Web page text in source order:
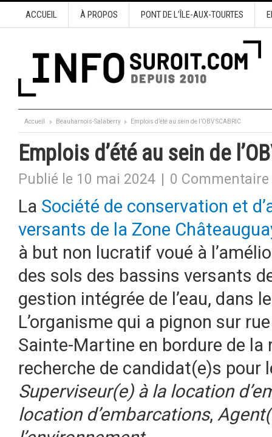
ACCUEIL À PROPOS PONT DE L’ÎLE-AUX-TOURTES
Accueil Beauharnois-Salaberry Emplois d’été au sein de l’OBV SCABRIC
Emplois d’été au sein de
Publié le 10 mai 2024 0 Commentaire
La Société de conservation et
versants de la Zone
à but non lucratif voué à
des sols des bassins versants
gestion intégrée de l’eau, dans
L’organisme qui a pignon sur
Sainte-Martine en bordure de
recherche de candidat(e)s pour
Superviseur(e) à la location
location d’embarcations,